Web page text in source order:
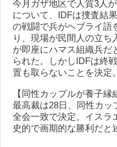
今月ガザ地区で人質3人
について、IDFは捜査結
の戦闘で兵がヘブライ語
り、現場が民間人の立
が即座にハマス組織兵だ
られた。しかしIDFは終
置も取らないことを決定
【同性カップルが養子縁
最高裁は28日、同性カッ
全会一致で決定。イスラ
史的で画期的な勝利だと